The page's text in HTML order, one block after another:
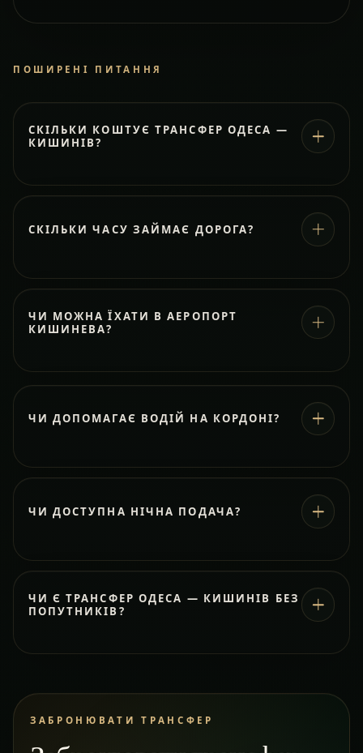
ПОШИРЕНІ ПИТАННЯ
СКІЛЬКИ КОШТУЄ ТРАНСФЕР ОДЕСА —
КИШИНІВ?
СКІЛЬКИ ЧАСУ ЗАЙМАЄ ДОРОГА?
ЧИ МОЖНА ЇХАТИ В АЕРОПОРТ
КИШИНЕВА?
ЧИ ДОПОМАГАЄ ВОДІЙ НА КОРДОНІ?
ЧИ ДОСТУПНА НІЧНА ПОДАЧА?
ЧИ Є ТРАНСФЕР ОДЕСА — КИШИНІВ БЕЗ
ПОПУТНИКІВ?
ЗАБРОНЮВАТИ ТРАНСФЕР